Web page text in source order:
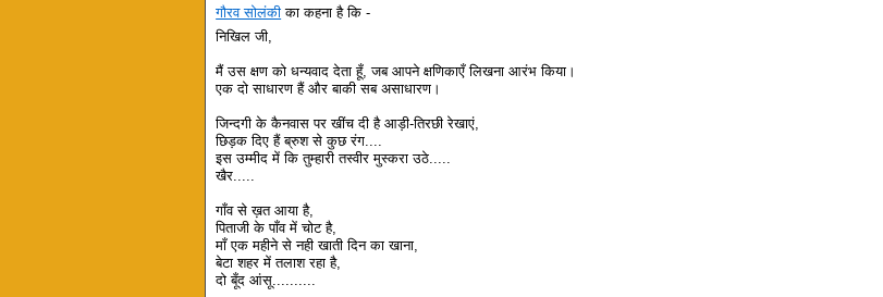
गौरव सोलंकी का कहना है कि -
निखिल जी,
मैं उस क्षण को धन्यवाद देता हूँ, जब आपने क्षणिकाएँ लिखना आरंभ किया।
एक दो साधारण हैं और बाकी सब असाधारण।
जिन्दगी के कैनवास पर खींच दी है आड़ी-तिरछी रेखाएं,
छिड़क दिए हैं ब्रुश से कुछ रंग....
इस उम्मीद में कि तुम्हारी तस्वीर मुस्करा उठे.....
खैर.....
गाँव से ख़त आया है,
पिताजी के पाँव में चोट है,
माँ एक महीने से नही खाती दिन का खाना,
बेटा शहर में तलाश रहा है,
दो बूँद आंसू..........